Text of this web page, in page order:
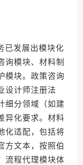
发展出模块化
询模块、材料制
模块。政策咨询
设计师注册法
细分领域（如建
异化要求。材料
化适配，包括将
方文本，按照伯
流程代理模块体